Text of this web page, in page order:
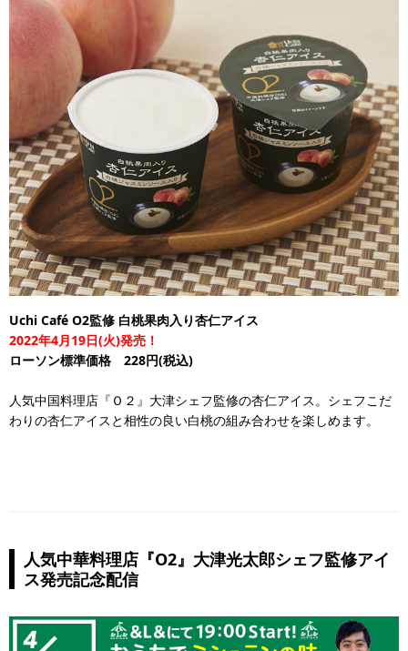
Uchi Café O2監修 白桃果肉入り杏仁アイス
2022年4月19日(火)発売！
ローソン標準価格 228円(税込)
人気中国料理店『Ｏ２』大津シェフ監修の杏仁アイス。シェフこだ
わりの杏仁アイスと相性の良い白桃の組み合わせを楽しめます。
人気中華料理店『O2』大津光太郎シェフ監修アイ
ス発売記念配信